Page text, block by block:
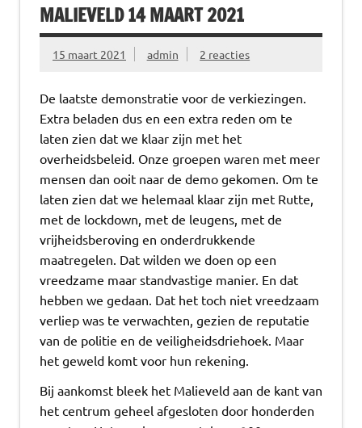
MALIEVELD 14 MAART 2021
15 maart 2021 admin 2 reacties
De laatste demonstratie voor de verkiezingen.
Extra beladen dus en een extra reden om te
laten zien dat we klaar zijn met het
overheidsbeleid. Onze groepen waren met meer
mensen dan ooit naar de demo gekomen. Om te
laten zien dat we helemaal klaar zijn met Rutte,
met de lockdown, met de leugens, met de
vrijheidsberoving en onderdrukkende
maatregelen. Dat wilden we doen op een
vreedzame maar standvastige manier. En dat
hebben we gedaan. Dat het toch niet vreedzaam
verliep was te verwachten, gezien de reputatie
van de politie en de veiligheidsdriehoek. Maar
het geweld komt voor hun rekening.
Bij aankomst bleek het Malieveld aan de kant van
het centrum geheel afgesloten door honderden